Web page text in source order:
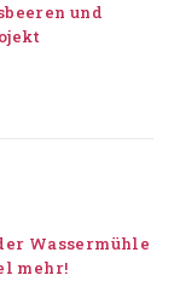
und
Wassermühle
mehr!